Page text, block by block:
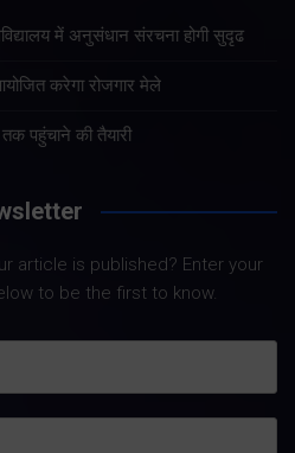
में अनुसंधान संरचना होगी सुदृढ
करेगा रोजगार मेले
पहुंचाने की तैयारी
article is published? Enter your
to be the first to know.